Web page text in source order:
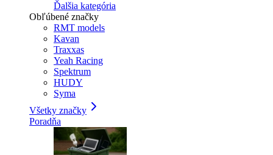
Ďalšia kategória
Obľúbené značky
RMT models
Kavan
Traxxas
Yeah Racing
Spektrum
HUDY
Syma
Všetky značky
Poradňa